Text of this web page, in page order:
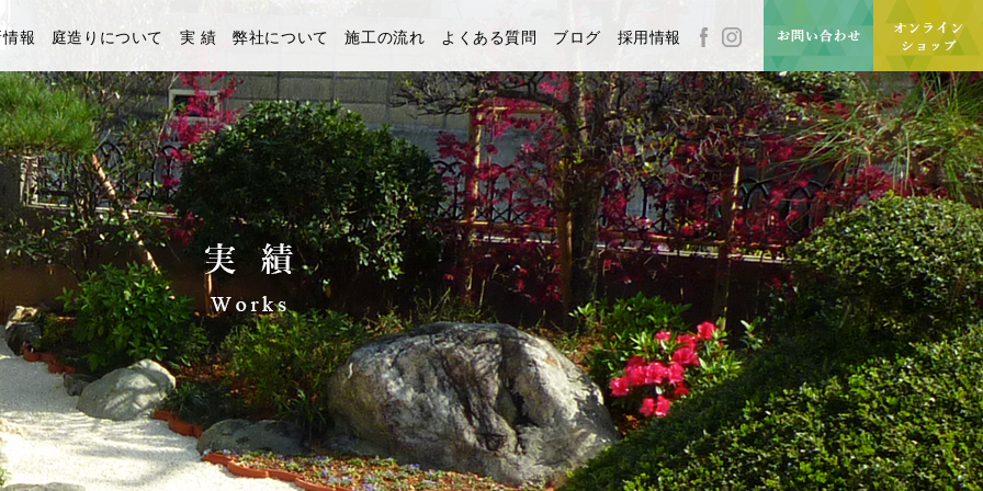
報 庭造りについて 実 績 弊社について 施工の流れ よくある質問 ブログ 採用情報